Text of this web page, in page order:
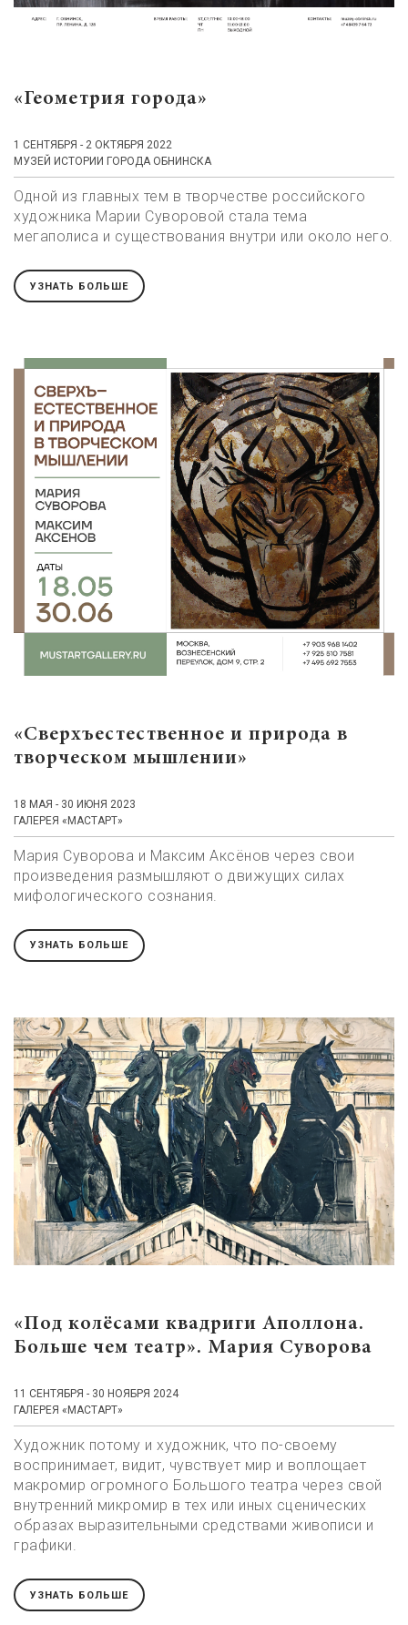
«Геометрия города»
1 СЕНТЯБРЯ - 2 ОКТЯБРЯ 2022
МУЗЕЙ ИСТОРИИ ГОРОДА ОБНИНСКА
Одной из главных тем в творчестве российского
художника Марии Суворовой стала тема
мегаполиса и существования внутри или около него.
УЗНАТЬ БОЛЬШЕ
«Сверхъестественное и природа в
творческом мышлении»
18 МАЯ - 30 ИЮНЯ 2023
ГАЛЕРЕЯ «МАСТАРТ»
Мария Суворова и Максим Аксёнов через свои
произведения размышляют о движущих силах
мифологического сознания.
УЗНАТЬ БОЛЬШЕ
«Под колёсами квадриги Аполлона.
Больше чем театр». Мария Суворова
11 СЕНТЯБРЯ - 30 НОЯБРЯ 2024
ГАЛЕРЕЯ «МАСТАРТ»
Художник потому и художник, что по-своему
воспринимает, видит, чувствует мир и воплощает
макромир огромного Большого театра через свой
внутренний микромир в тех или иных сценических
образах выразительными средствами живописи и
графики.
УЗНАТЬ БОЛЬШЕ